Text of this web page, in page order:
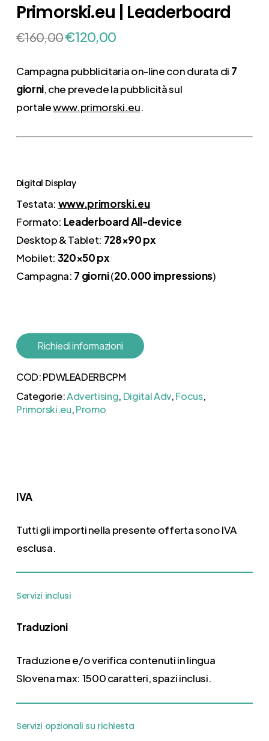
Primorski.eu | Leaderboard
€160,00Il
originale
era:
€160,00.
€120,00Il
attuale
è:
€120,00.
Campagna pubblicitaria on-line con durata di 7
giorni, che prevede la pubblicità sul
portalewww.primorski.eu.
Digital Display
Testata: www.primorski.eu
Formato: Leaderboard All-device
Desktop & Tablet: 728×90 px
Mobilet: 320×50 px
Campagna: 7 giorni(20.000 impressions)
Richiedi informazioni
COD:PDWLEADERBCPM
Categorie:Advertising, Digital Adv,Focus,
Primorski.eu,Promo
IVA
Tutti gli importi nella presente offerta sono IVA
esclusa.
Servizi inclusi
Traduzioni
Traduzione e/o verifica contenuti in lingua
Slovena max: 1500 caratteri, spazi inclusi.
Servizi opzionali su richiesta